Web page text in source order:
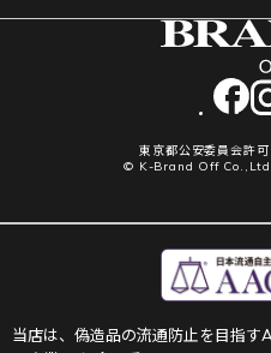
facebook
東京都公安委員会許
© K-Brand Off
当店は、偽造品の流通防止を目指